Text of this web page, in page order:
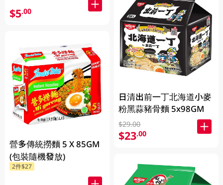
$5.00
營多傳統撈麵 5 X 85GM
(包裝隨機發放)
2件$27
日清出前一丁北海道小麥
粉黑蒜豬骨麵 5x98GM
$29.00
$23.00